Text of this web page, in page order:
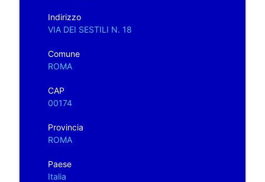
Indirizzo
VIA DEI SESTILI N. 18
Comune
ROMA
CAP
00174
Provincia
ROMA
Paese
Italia